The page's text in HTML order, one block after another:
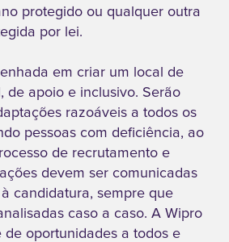
protegido ou qualquer outra
por lei.
em criar um local de
de apoio e inclusivo. Serão
razoáveis a todos os
pessoas com deficiência, ao
de recrutamento e
devem ser comunicadas
candidatura, sempre que
caso a caso. A Wipro
oportunidades a todos e